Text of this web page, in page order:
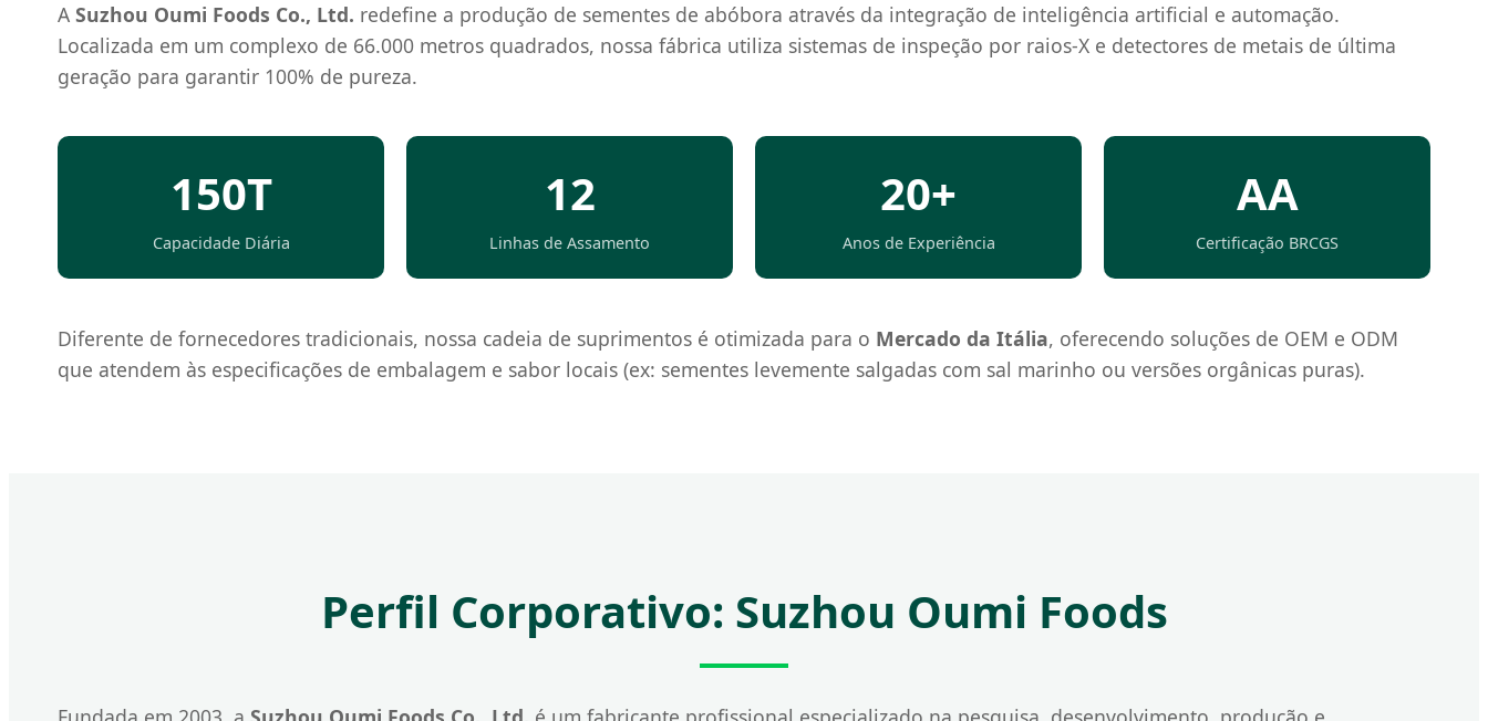
A Suzhou Oumi Foods Co., Ltd. redefine a produção de sementes de abóbora através da integração de inteligência artificial e automação.
Localizada em um complexo de 66.000 metros quadrados, nossa fábrica utiliza sistemas de inspeção por raios-X e detectores de metais de última
geração para garantir 100% de pureza.
150T
Capacidade Diária
12
Linhas de Assamento
20+
Anos de Experiência
AA
Certificação BRCGS
Diferente de fornecedores tradicionais, nossa cadeia de suprimentos é otimizada para o Mercado da Itália, oferecendo soluções de OEM e ODM
que atendem às especificações de embalagem e sabor locais (ex: sementes levemente salgadas com sal marinho ou versões orgânicas puras).
Perfil Corporativo: Suzhou Oumi Foods